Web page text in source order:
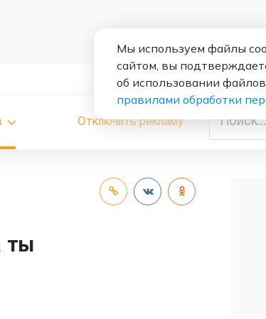
Отключить рекламу
ты
Мы используем файлы
сайтом, вы
об использовании
правилами обработки